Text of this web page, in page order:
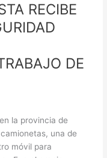
RECIBE
DE
la provincia de
una de
móvil para